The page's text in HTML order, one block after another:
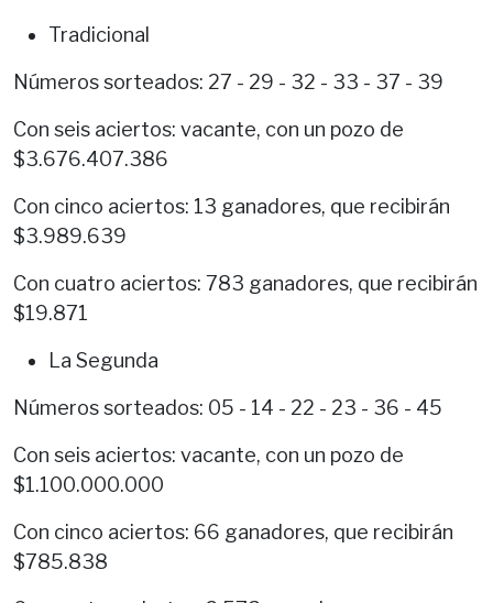
Tradicional
Números sorteados: 27 - 29 - 32 - 33 - 37 - 39
Con seis aciertos: vacante, con un pozo de
$3.676.407.386
Con cinco aciertos: 13 ganadores, que recibirán
$3.989.639
Con cuatro aciertos: 783 ganadores, que recibirán
$19.871
La Segunda
Números sorteados: 05 - 14 - 22 - 23 - 36 - 45
Con seis aciertos: vacante, con un pozo de
$1.100.000.000
Con cinco aciertos: 66 ganadores, que recibirán
$785.838